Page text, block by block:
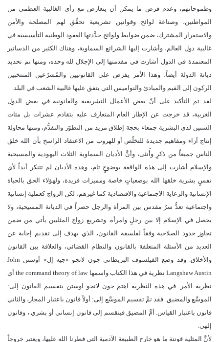
وطموحاتهم، وعدم فرض ما يمكن أن يتعارض مع رأي الغالبية العظمى من
المواطنين، وصناعة لوائح وقوانين تشريعية تحقِّق لهم المصلحة والأمن
والاستقرار المشترك، ضمن ضوابط ولوائح حدَّدتها العقود الوطنية التأسيسية في
غالبية دول العالم، وأشارت إليها الشرائع السماوية، وهناك الكثير من الدساتير
المعتمدة في الدول أشارت في مقدمتها إلى الإجلال لله وحده، ومنها تم تحديد
ديانة الدولة أيضاً، وهذا الأمر يفرض على القانونيين والمُشرّعين المنتخبين
الركون إلى القيم والمبادئ والنواميس التي يتفق عليها غالبية الشعب في البلد.
لقد تم التأكيد على أنّ بعض الأعمال التشريعية والقانونية في بعض الدول
الغربية، قد خرجت عن الإطار العام المتعارف عليه بتقادم عشرات بل مئات
السنين لدى البشرية جمعاء بحجة إطلاق مزيد من التطوّر والتقدُّم، ومنها محاولة
إنتاج آراء ومفاهيم جديدة للتخلّص أو للهروب من الاعتقاد الراسخ بأن الله خلق
الناس جميعاً من ذكرٍ وأُنثى، وأنَّ الأديان السماوية الثلاث اليهودية والمسيحية
والإسلام أشارت إلى هذه الواقعة بوضوحٍ تام، وهذه الأديان لم تتنكر أبداً لأي
نفسٍ بشرية خلقها الله بوضعياتٍ خاصة ومميزات فريدة، ولهؤلاء الحق بالحياة
الإنسانية والرعاية الاجتماعية والاقتصادية كما غيرهم، لكن الزواج كعملية إنسانية
واجتماعية تعدُّ سرٌ مقدس بين المرأة والرجل حصراً في الديانة المسيحية، ولا
يحصل في الإسلام إلا بين رجلٍ وامرأة. وتشريع زواج المثليين يأتي من ضمن
تجاوز حدود الصلاحية وفقاً لفلسفة القانون، الذي يهدف إلى تقديم إجابة عن
العديد من الأسئلة المتعلقة بالقانون والنظام القضائي، والعلاقة بين القانون
والأخلاق. وقد وضع الفيلسوف البريطاني جون لانجو «جيه إل» أوستن John
Langshaw Austin نظرية في هذا الكتاب واسمها the command theory of law أي
نظرية الأمر. في هذه النظرية اهتم جون لانجو اوستن بتقسيم القانون إلى:
الموسَّع والمضيق. فقد تمَّ تقسيم الموسَّع إلى: أولاً قانون باعتبار المجاز، والثاني
قانون باعتبار القياس. أمَّ المضيق فينقسم إلى قانون إنساني أو بشري ، وقانون
إلهي.
لأنَّ المثلية قوننة ما هو خارج الطبيعة الآدمية التي فطرنا الله عليها، ويعتبر خروجاً